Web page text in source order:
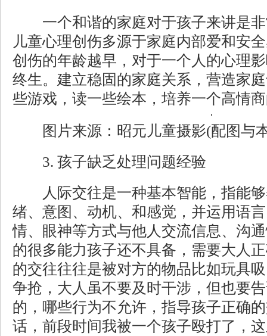
一个和谐的家庭对于孩子来讲是非
儿童心理创伤多源于家庭内部爱和安
创伤的年龄越早，对于一个人的心理
终生。建立稳固的家庭关系，营造家
些游戏，读一些绘本，培养一个高情
图片来源：昭元儿童摄影(配图与
3. 孩子缺乏处理问题经验
人际交往是一种基本智能，指能够
绪、意图、动机、和感觉，并运用语
情、眼神等方式与他人交流信息、沟
的很多能力孩子还不具备，需要大人
的交往往往是被对方的物品比如玩具
争抢，大人虽不要及时干涉，但也要
的，哪些行为不允许，指导孩子正确
话，前段时间我被一个孩子殴打了，